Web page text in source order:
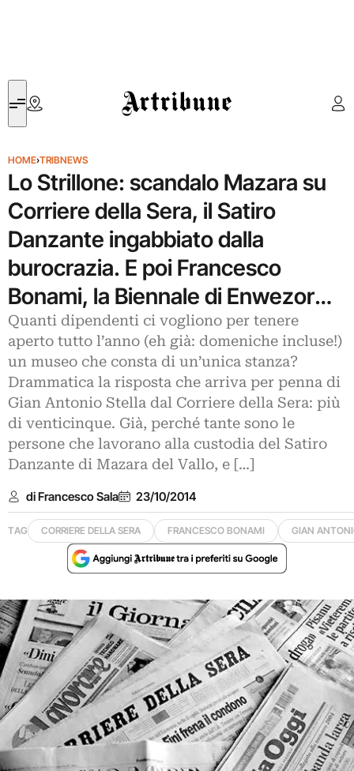
Artribune
HOME›TRIBNEWS
Lo Strillone: scandalo Mazara su
Corriere della Sera, il Satiro
Danzante ingabbiato dalla
burocrazia. E poi Francesco
Bonami, la Biennale di Enwezor…
Quanti dipendenti ci vogliono per tenere
aperto tutto l’anno (eh già: domeniche incluse!)
un museo che consta di un’unica stanza?
Drammatica la risposta che arriva per penna di
Gian Antonio Stella dal Corriere della Sera: più
di venticinque. Già, perché tante sono le
persone che lavorano alla custodia del Satiro
Danzante di Mazara del Vallo, e […]
di Francesco Sala 23/10/2014
TAG CORRIERE DELLA SERA FRANCESCO BONAMI GIAN